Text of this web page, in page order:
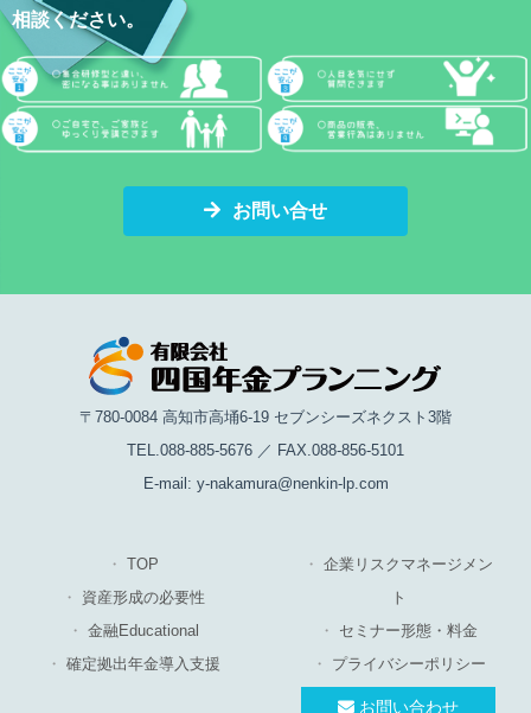
相談ください。
お問い合せ
〒780-0084 高知市高埇6-19 セブンシーズネクスト3階
TEL.088-885-5676 ／ FAX.088-856-5101
E-mail: y-nakamura@nenkin-lp.com
TOP
資産形成の必要性
金融Educational
確定拠出年金導入支援
企業リスクマネージメン
ト
セミナー形態・料金
プライバシーポリシー
お問い合わせ